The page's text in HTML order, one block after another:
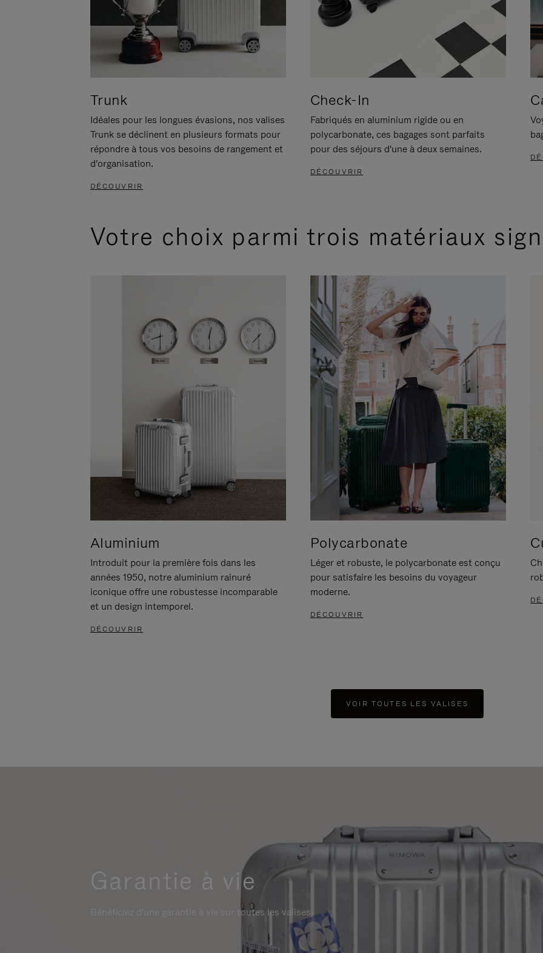
Trunk
Idéales pour les longues évasions, nos valises
Trunk se déclinent en plusieurs formats pour
répondre à tous vos besoins de rangement et
d'organisation.
DÉCOUVRIR
Check-In
Fabriqués en aluminium rigide ou en
polycarbonate, ces bagages sont parfaits
pour des séjours d'une à deux semaines.
DÉCOUVRIR
Votre choix parmi trois matériaux
Aluminium
Introduit pour la première fois dans les
années 1950, notre aluminium rainuré
iconique offre une robustesse incomparable
et un design intemporel.
DÉCOUVRIR
Polycarbonate
Léger et robuste, le polycarbonate est conçu
pour satisfaire les besoins du voyageur
moderne.
DÉCOUVRIR
VOIR TOUTES LES VALISES
Garantie à vie
Bénéficiez d'une garantie à vie sur toutes les valises